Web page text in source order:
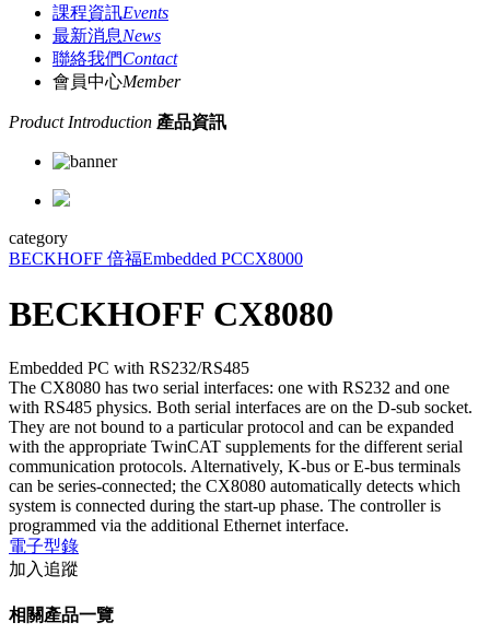
課程資訊Events
最新消息News
聯絡我們Contact
會員中心Member
Product Introduction 產品資訊
category
BECKHOFF 倍福Embedded PCCX8000
BECKHOFF CX8080
Embedded PC with RS232/RS485
The CX8080 has two serial interfaces: one with RS232 and one
with RS485 physics. Both serial interfaces are on the D-sub socket.
They are not bound to a particular protocol and can be expanded
with the appropriate TwinCAT supplements for the different serial
communication protocols. Alternatively, K-bus or E-bus terminals
can be series-connected; the CX8080 automatically detects which
system is connected during the start-up phase. The controller is
programmed via the additional Ethernet interface.
電子型錄
加入追蹤
相關產品一覽